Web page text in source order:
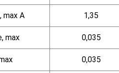
max A 1,35
max 0,035
0,035